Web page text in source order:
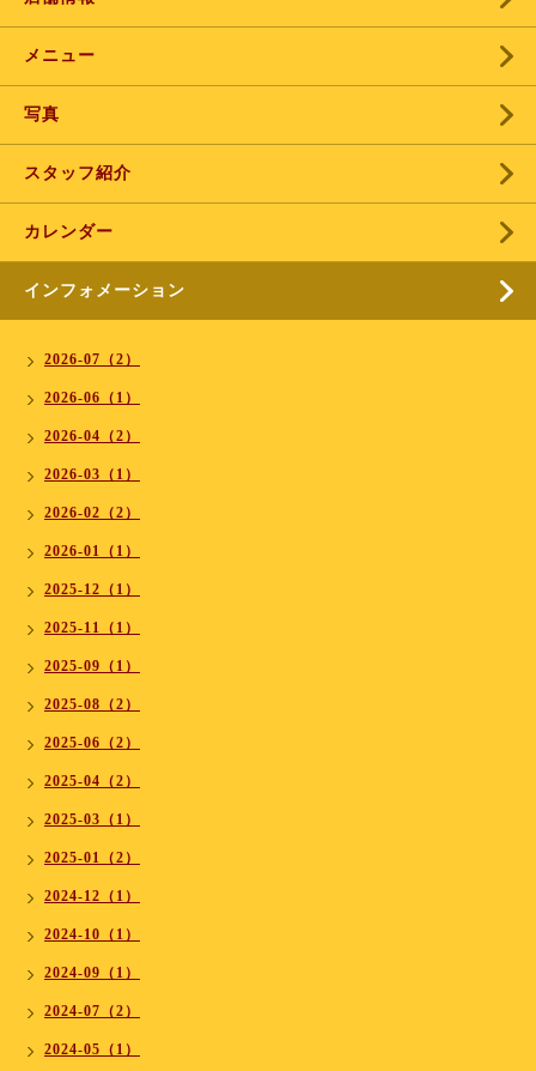
メニュー
写真
スタッフ紹介
カレンダー
インフォメーション
2026-07（2）
2026-06（1）
2026-04（2）
2026-03（1）
2026-02（2）
2026-01（1）
2025-12（1）
2025-11（1）
2025-09（1）
2025-08（2）
2025-06（2）
2025-04（2）
2025-03（1）
2025-01（2）
2024-12（1）
2024-10（1）
2024-09（1）
2024-07（2）
2024-05（1）